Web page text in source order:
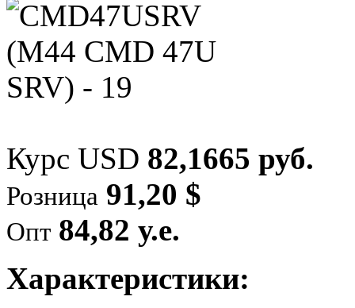
Курс USD 82,1665 руб.
Розница 91,20 $
Опт 84,82 у.е.
Характеристики: